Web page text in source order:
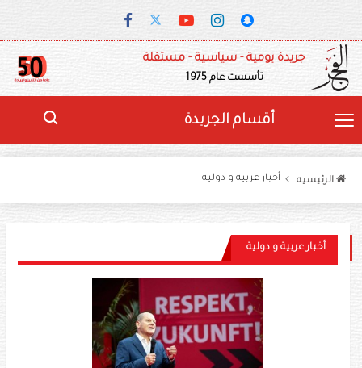
جريدة يومية - سياسية - مستقلة
تأسست عام 1975
أقسام الجريدة
الرئيسيه أخبار عربية و دولية
أخبار عربية و دولية